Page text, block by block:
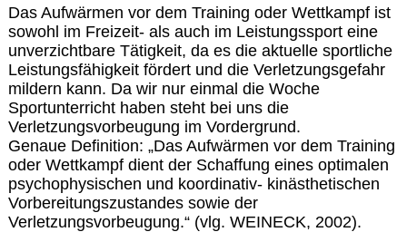
Das Aufwärmen vor dem Training oder Wettkampf ist
sowohl im Freizeit- als auch im Leistungssport eine
unverzichtbare Tätigkeit, da es die aktuelle sportliche
Leistungsfähigkeit fördert und die Verletzungsgefahr
mildern kann. Da wir nur einmal die Woche
Sportunterricht haben steht bei uns die
Verletzungsvorbeugung im Vordergrund.
Genaue Definition: „Das Aufwärmen vor dem Training
oder Wettkampf dient der Schaffung eines optimalen
psychophysischen und koordinativ- kinästhetischen
Vorbereitungszustandes sowie der
Verletzungsvorbeugung.“ (vlg. WEINECK, 2002).